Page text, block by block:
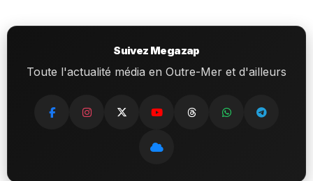
Suivez Megazap
Toute l'actualité média en Outre-Mer et d'ailleurs